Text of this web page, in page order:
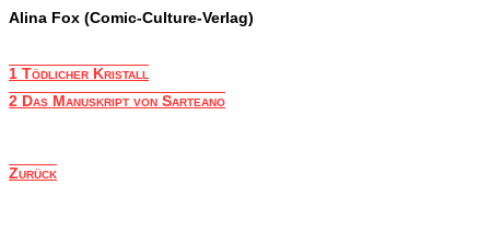
Alina Fox (Comic-Culture-Verlag)
1 Tödlicher Kristall
2 Das Manuskript von Sarteano
Zurück